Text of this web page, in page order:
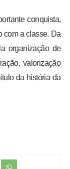
conquista,
com a classe. Da
organização de
valorização
da história da